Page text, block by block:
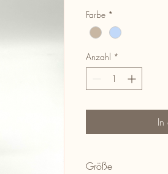
Farbe *
Anzahl *
Größe